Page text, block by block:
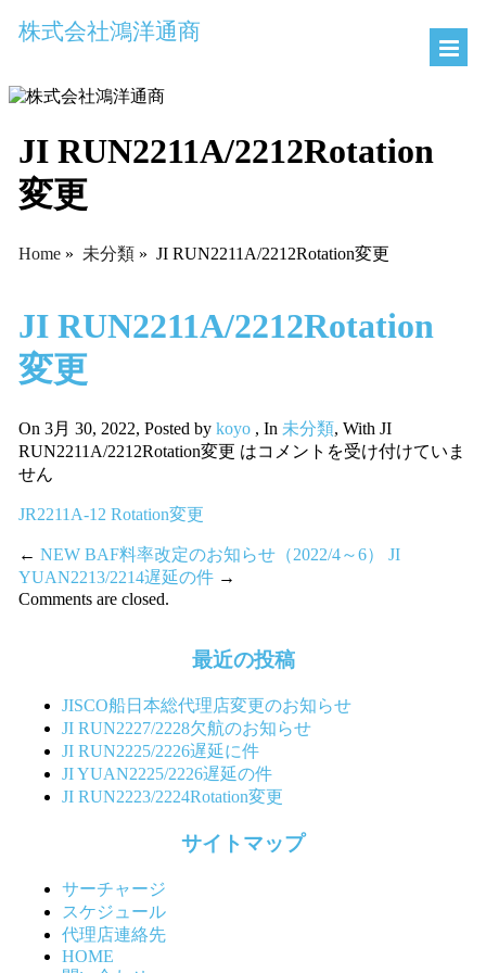
株式会社鴻洋通商
JI RUN2211A/2212Rotation
変更
Home» 未分類» JI RUN2211A/2212Rotation変更
JI RUN2211A/2212Rotation
変更
On 3月 30, 2022, Posted by koyo , In 未分類, With JI
RUN2211A/2212Rotation変更 はコメントを受け付けていま
せん
JR2211A-12 Rotation変更
← NEW BAF料率改定のお知らせ（2022/4～6）
JI
YUAN2213/2214遅延の件→
Comments are closed.
最近の投稿
JISCO船日本総代理店変更のお知らせ
JI RUN2227/2228欠航のお知らせ
JI RUN2225/2226遅延に件
JI YUAN2225/2226遅延の件
JI RUN2223/2224Rotation変更
サイトマップ
サーチャージ
スケジュール
代理店連絡先
HOME